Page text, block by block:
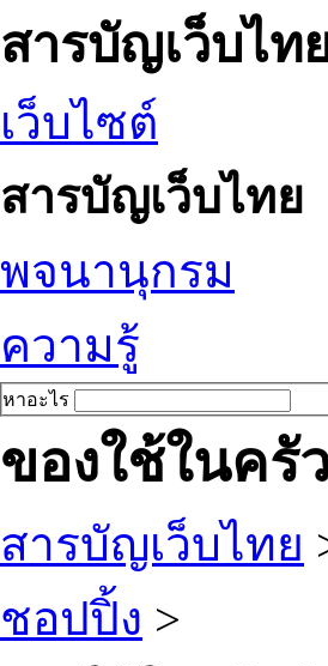
สารบัญเว็บไท
เว็บไซต์
สารบัญเว็บไทย
พจนานุกรม
ความรู้
หาอะไร
ของใช้ในครั
สารบัญเว็บไทย
ชอปปิ้ง >